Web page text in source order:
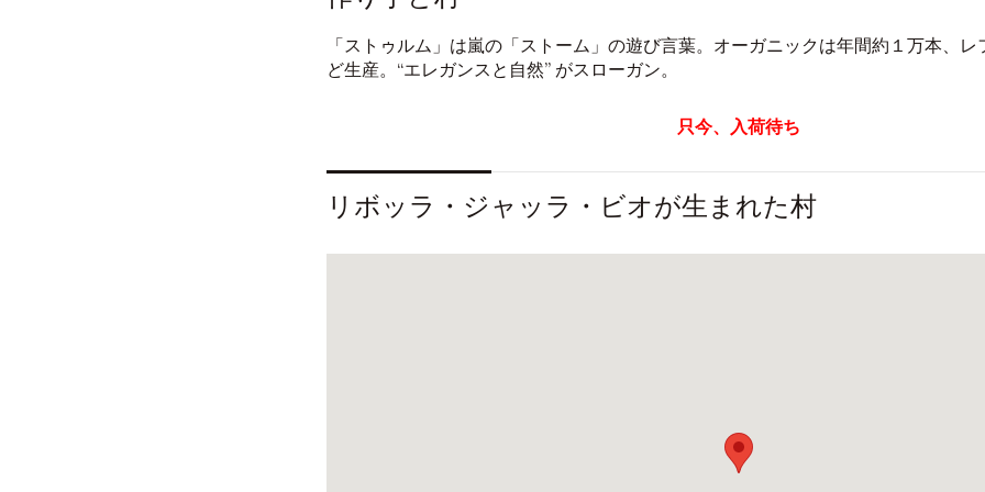
「ストゥルム」は嵐の「ストーム」の遊び言葉。オーガニックは年間約１万本、
ど生産。“エレガンスと自然” がスローガン。
只今、入荷待ち
リボッラ・ジャッラ・ビオが生まれた村